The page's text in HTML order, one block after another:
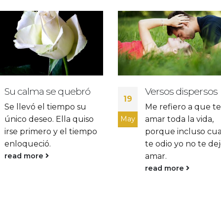
Versos dispersos
Me refiero a que te voy a
amar toda la vida,
porque incluso cuando
te odio yo no te dejo de
amar.
09
May
Canto de amor III
Saber a versos en
aurora, a rima que
y a su paso
read more